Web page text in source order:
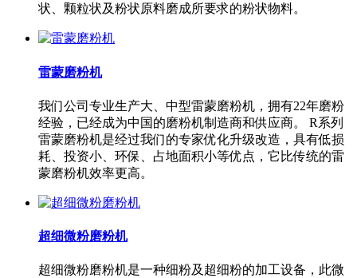
状、颗粒状及粉状原料磨成所要求的粉状物料。
雷蒙磨粉机
我们公司专业生产大、中型雷蒙磨粉机，拥有22年磨粉
经验，已经成为中国的磨粉机制造商和供应商。 R系列
雷蒙磨粉机是经过我们的专家优化升级改造，具有低损
耗、投资小、环保、占地面积小等优点，它比传统的雷
蒙磨粉机效率更高。
超细微粉磨粉机
超细微粉磨粉机是一种细粉及超细粉的加工设备，此微